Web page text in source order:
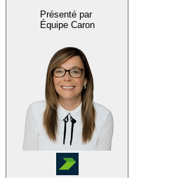
Présenté par
Équipe Caron